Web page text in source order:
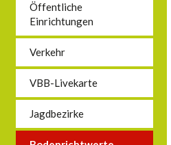
Öffentliche
Einrichtungen
Verkehr
VBB-Livekarte
Jagdbezirke